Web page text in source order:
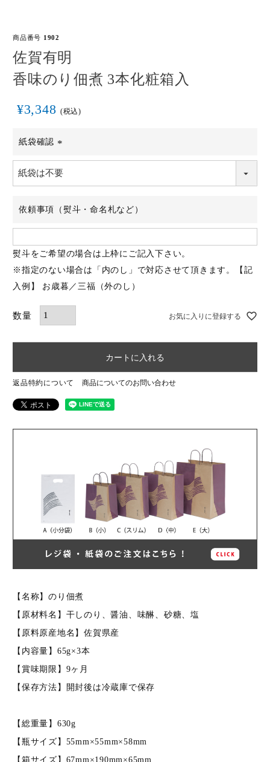
ご家庭用
ご利用ガイド
商品番号 1902
佐賀有明
香味のり佃煮 3本化粧箱入
¥3,348 税込
紙袋確認
(必
須)
依頼事項（熨斗・命名札など）
熨斗をご希望の場合は上枠にご記入下さい。
※指定のない場合は「内のし」で対応させて頂きます。【記
入例】 お歳暮／三福（外のし）
お気に入りに登録する
カートに入れる
返品特約について 商品についてのお問い合わせ
【名称】のり佃煮
【原材料名】干しのり、醤油、味醂、砂糖、塩
【原料原産地名】佐賀県産
【内容量】65g×3本
【賞味期限】9ヶ月
【保存方法】開封後は冷蔵庫で保存
【総重量】630g
【瓶サイズ】55mm×55mm×58mm
【箱サイズ】67mm×190mm×65mm